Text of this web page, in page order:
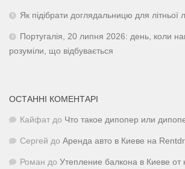
Як підібрати доглядальницю для літньої
Португалія, 20 липня 2026: день, коли
розуміли, що відбувається
ОСТАННІ КОМЕНТАРІ
Кайфат до Что такое дипопер или
Сергей до Аренда авто в Киеве на
Роман до Утепление балкона в Киеве